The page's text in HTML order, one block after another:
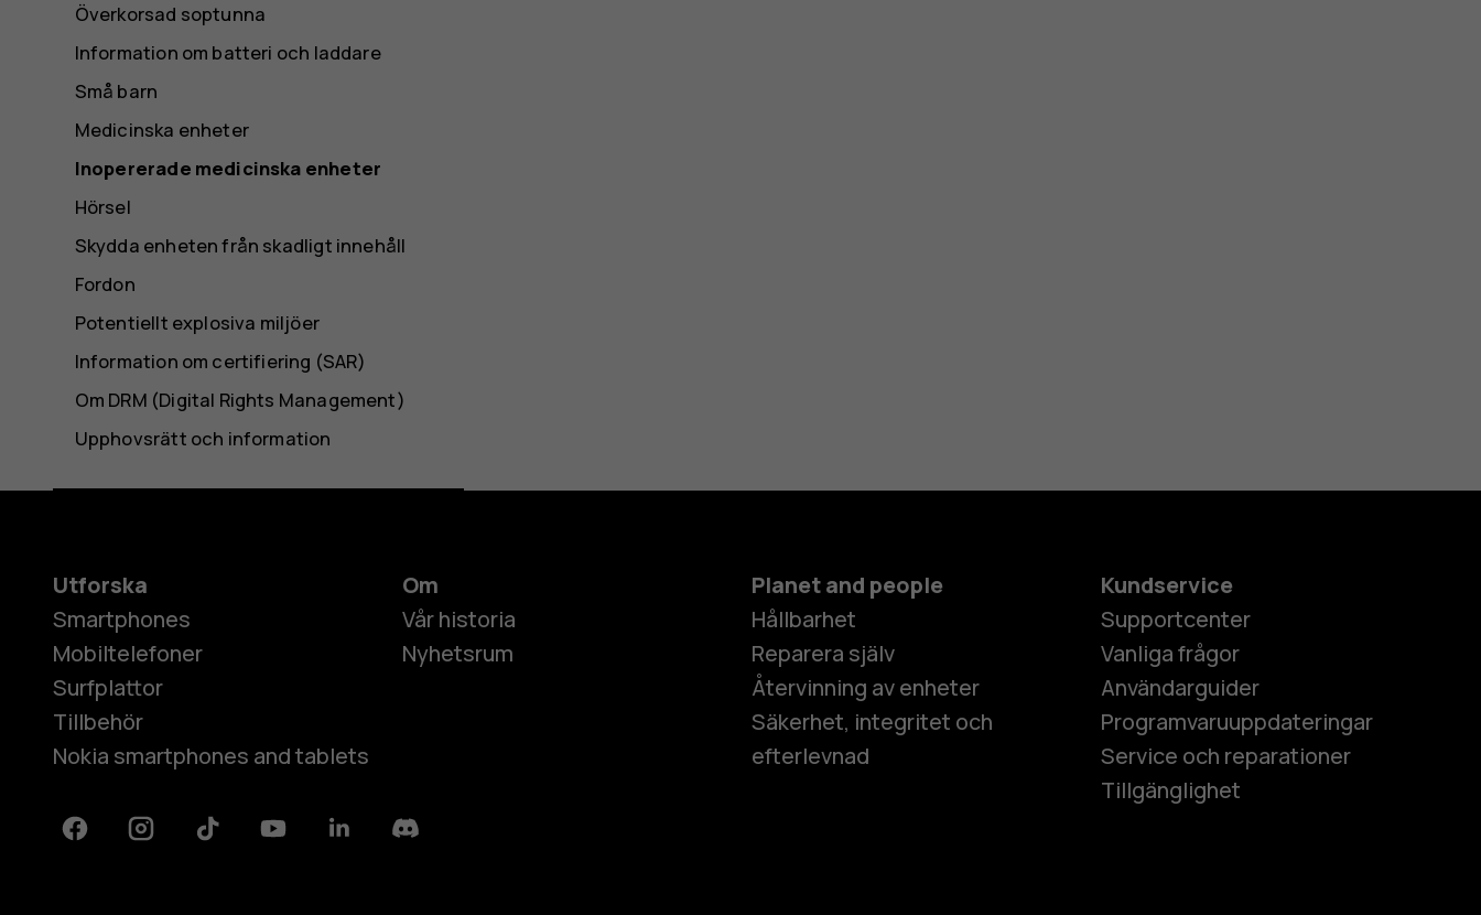
Överkorsad soptunna
Information om batteri och laddare
Små barn
Medicinska enheter
Inopererade medicinska enheter
Hörsel
Skydda enheten från skadligt innehåll
Fordon
Potentiellt explosiva miljöer
Information om certifiering (SAR)
Om DRM (Digital Rights Management)
Upphovsrätt och information
Utforska
Smartphones
Mobiltelefoner
Surfplattor
Tillbehör
Nokia smartphones and tablets
Om
Vår historia
Nyhetsrum
Planet and people
Hållbarhet
Reparera själv
Återvinning av enheter
Säkerhet, integritet och
efterlevnad
Kundservice
Supportcenter
Vanliga frågor
Användarguider
Programvaruuppdateringar
Service och reparationer
Tillgänglighet
FacebookInstagramTiktok YoutubeLinkedinDiscord